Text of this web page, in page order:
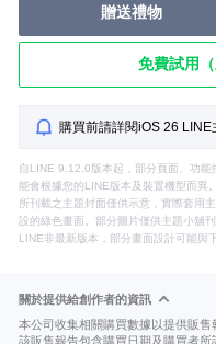
贈送禮物
免費試用
購買前請詳閱iOS 26 LINE
自LINE 9.12.0版本起，部分頁面、功能
能會根據您的LINE版本及裝置機型而異
所刊載之主題封面僅供示意，實際套用
設的綠色畫面。部分圖片僅供主題小舖
LINE非最新版本，部分畫面設計可能與
關於提供給創作者的資訊
本公司收集相關購買數據以提供販售
該販售報告包含購買日期及購買者